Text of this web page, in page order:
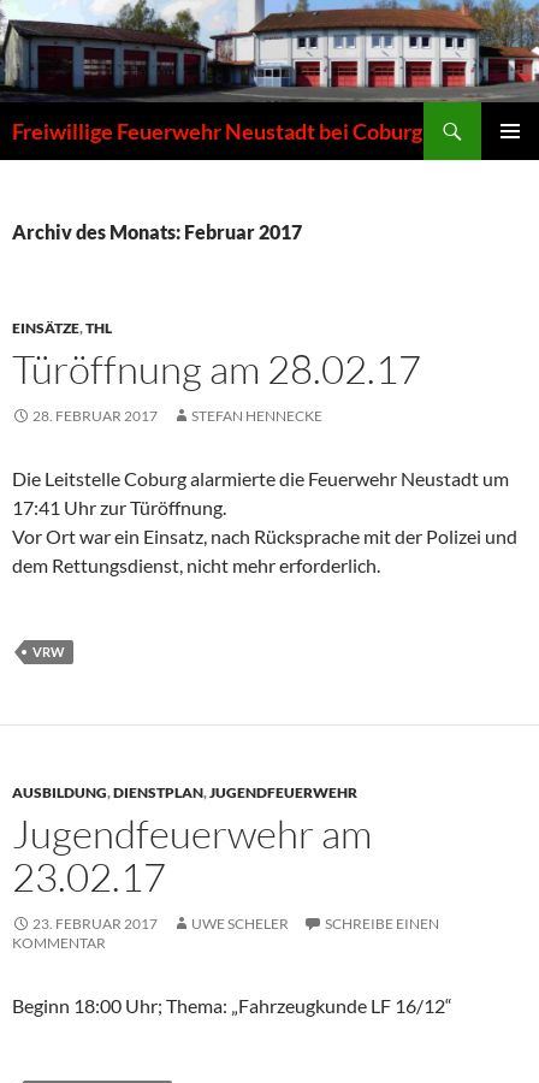
Zum
Inhalt
springen
Freiwillige Feuerwehr Neustadt bei Coburg
Archiv des Monats: Februar 2017
EINSÄTZE,THL
Türöffnung am 28.02.17
28. FEBRUAR 2017 STEFAN HENNECKE
Die Leitstelle Coburg alarmierte die Feuerwehr Neustadt um
17:41 Uhr zur Türöffnung.
Vor Ort war ein Einsatz, nach Rücksprache mit der Polizei und
dem Rettungsdienst, nicht mehr erforderlich.
VRW
AUSBILDUNG,DIENSTPLAN,JUGENDFEUERWEHR
Jugendfeuerwehr am
23.02.17
23. FEBRUAR 2017 UWE SCHELER
SCHREIBE EINEN
KOMMENTAR
Beginn 18:00 Uhr; Thema: „Fahrzeugkunde LF 16/12“